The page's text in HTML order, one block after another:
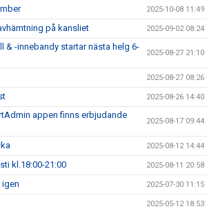
2025-10-08 11:49
på kansliet 2025-09-02 08:24
& -innebandy startar nästa helg 6-
2025-08-27 21:10
2025-08-27 08:26
2025-08-26 14:40
appen finns erbjudande
2025-08-17 09:44
2025-08-12 14:44
kl.18:00-21:00 2025-08-11 20:58
2025-07-30 11:15
2025-05-12 18:53